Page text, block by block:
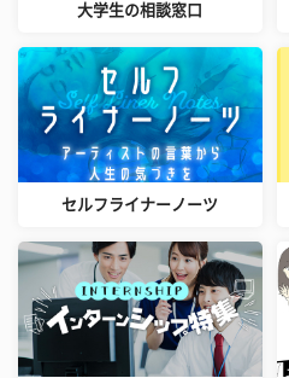
大学生の相談窓口
セルフライナーノーツ